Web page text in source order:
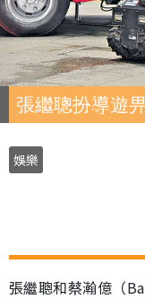
張繼聰扮導遊
娛樂
張繼聰和蔡瀚億（